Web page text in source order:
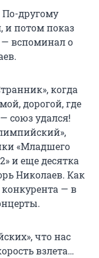
другому
и потом показ
вспоминал о
когда
дорогой, где
союз удался!
«Младшего
и еще десятка
Николаев. Как
— в
что нас
взлета…